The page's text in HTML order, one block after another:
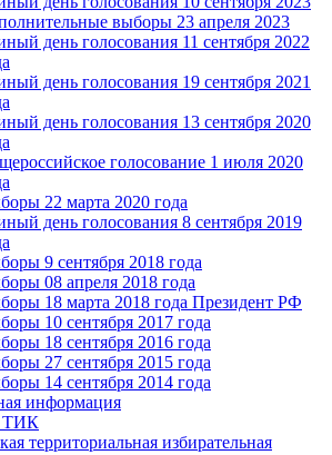
выборы 23 апреля 2023
день голосования 11 сентября 2022
день голосования 19 сентября 2021
день голосования 13 сентября 2020
голосование 1 июля 2020
22 марта 2020 года
день голосования 8 сентября 2019
9 сентября 2018 года
08 апреля 2018 года
18 марта 2018 года Президент РФ
10 сентября 2017 года
18 сентября 2016 года
27 сентября 2015 года
14 сентября 2014 года
информация
ТИК
территориальная избирательная